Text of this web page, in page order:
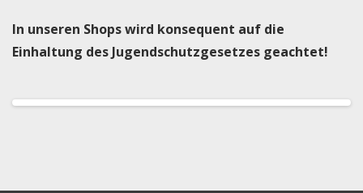
In unseren Shops wird konsequent auf die
Einhaltung des Jugendschutzgesetzes geachtet!